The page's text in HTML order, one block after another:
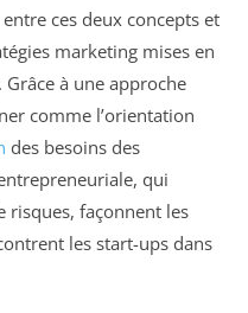
ces deux concepts et
marketing mises en
à une approche
comme l’orientation
des besoins des
qui
risques, façonnent les
les start-ups dans